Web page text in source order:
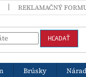
REKLAMAČNÝ
HĽADAŤ
Brúsky